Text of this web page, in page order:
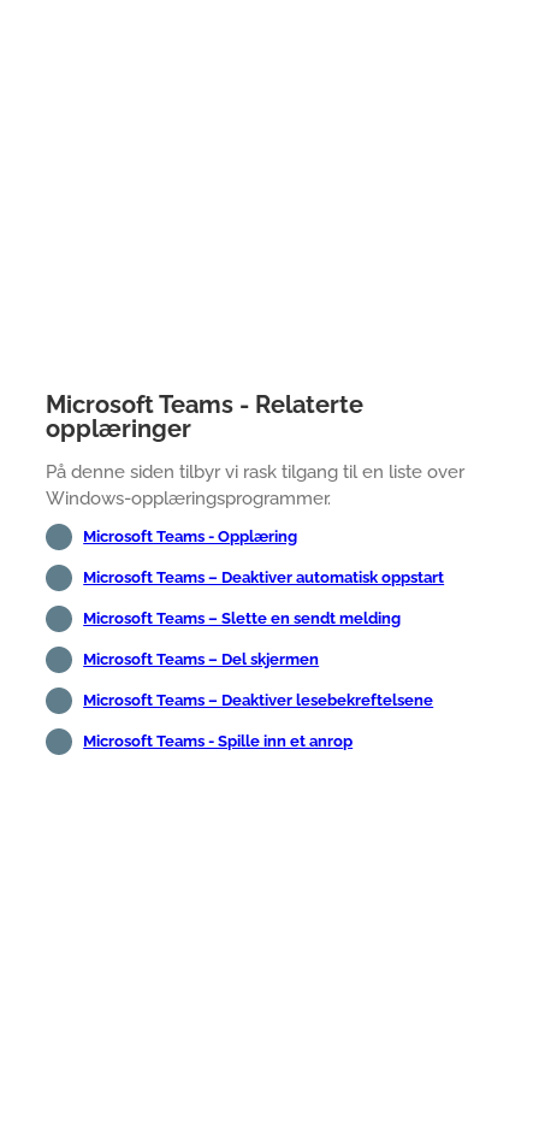
Microsoft Teams - Relaterte
opplæringer
På denne siden tilbyr vi rask tilgang til en liste over
Windows-opplæringsprogrammer.
Microsoft Teams - Opplæring
Microsoft Teams – Deaktiver automatisk oppstart
Microsoft Teams – Slette en sendt melding
Microsoft Teams – Del skjermen
Microsoft Teams – Deaktiver lesebekreftelsene
Microsoft Teams - Spille inn et anrop